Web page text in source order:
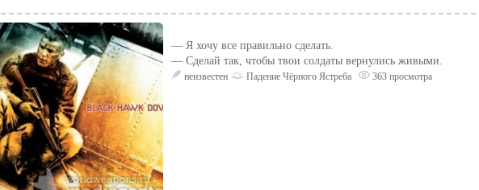
— Я хочу все правильно сделать.
— Сделай так, чтобы твои солдаты вернулись живыми.
неизвестен Падение Чёрного Ястреба 363 просмотра